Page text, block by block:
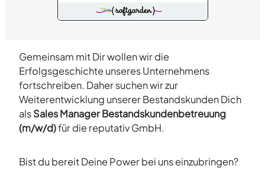
Gemeinsam mit Dir wollen wir die
Erfolgsgeschichte unseres Unternehmens
fortschreiben. Daher suchen wir zur
Weiterentwicklung unserer Bestandskunden Dich
alsSales Manager Bestandskundenbetreuung
(m/w/d)für die reputativ GmbH.
Bist du bereit Deine Power bei uns einzubringen?